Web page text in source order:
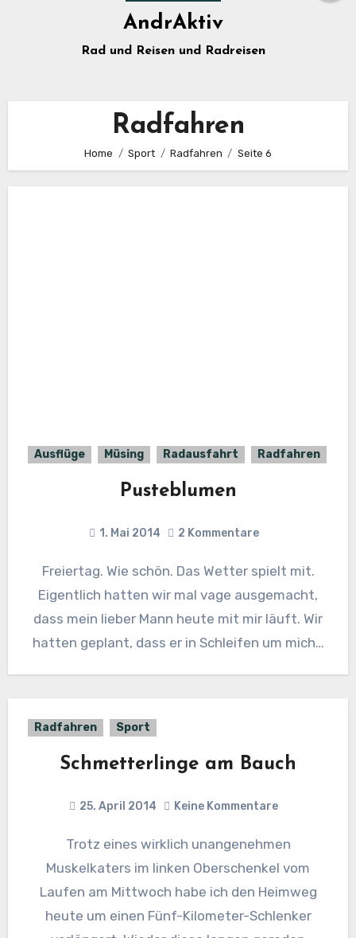
AndrAktiv
Rad und Reisen und Radreisen
Radfahren
Home Sport Radfahren Seite 6
Ausflüge Müsing Radausfahrt Radfahren
Pusteblumen
1. Mai 2014 2 Kommentare
Freiertag. Wie schön. Das Wetter spielt mit.
Eigentlich hatten wir mal vage ausgemacht,
dass mein lieber Mann heute mit mir läuft. Wir
hatten geplant, dass er in Schleifen um mich…
Radfahren Sport
Schmetterlinge am Bauch
25. April 2014 Keine Kommentare
Trotz eines wirklich unangenehmen
Muskelkaters im linken Oberschenkel vom
Laufen am Mittwoch habe ich den Heimweg
heute um einen Fünf-Kilometer-Schlenker